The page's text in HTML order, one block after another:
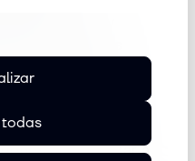
variedad de
de ellos y de tus
automatizar a